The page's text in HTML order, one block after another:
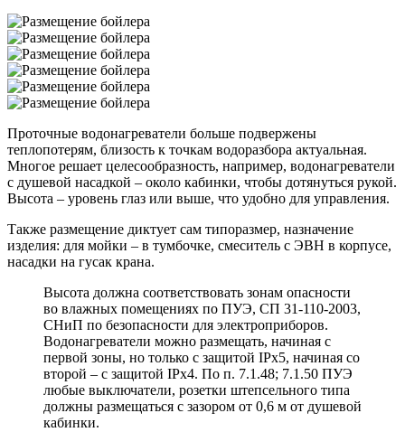
Проточные водонагреватели больше подвержены
теплопотерям, близость к точкам водоразбора актуальная.
Многое решает целесообразность, например, водонагреватели
с душевой насадкой – около кабинки, чтобы дотянуться рукой.
Высота – уровень глаз или выше, что удобно для управления.
Также размещение диктует сам типоразмер, назначение
изделия: для мойки – в тумбочке, смеситель с ЭВН в корпусе,
насадки на гусак крана.
Высота должна соответствовать зонам опасности
во влажных помещениях по ПУЭ, СП 31-110-2003,
СНиП по безопасности для электроприборов.
Водонагреватели можно размещать, начиная с
первой зоны, но только с защитой IPх5, начиная со
второй – с защитой IPх4. По п. 7.1.48; 7.1.50 ПУЭ
любые выключатели, розетки штепсельного типа
должны размещаться с зазором от 0,6 м от душевой
кабинки.